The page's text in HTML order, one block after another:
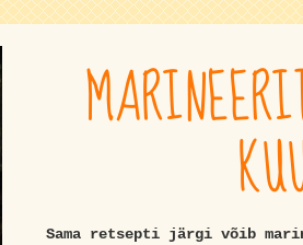
Sama retsepti järgi võib